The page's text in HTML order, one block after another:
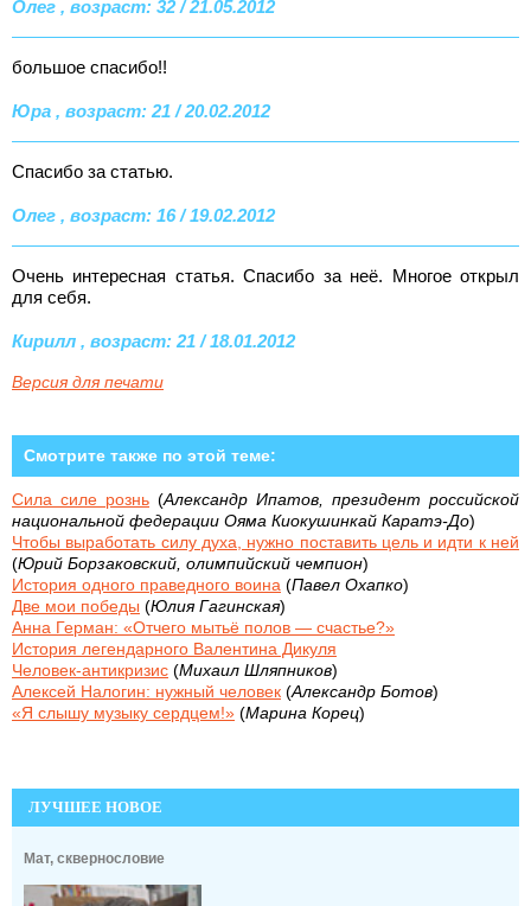
Олег , возраст: 32 / 21.05.2012
большое спасибо!!
Юра , возраст: 21 / 20.02.2012
Спасибо за статью.
Олег , возраст: 16 / 19.02.2012
Очень интересная статья. Спасибо за неё. Многое открыл
для себя.
Кирилл , возраст: 21 / 18.01.2012
Версия для печати
Смотрите также по этой теме:
Сила силе рознь (Александр Ипатов, президент российской
национальной федерации Ояма Киокушинкай Каратэ-До)
Чтобы выработать силу духа, нужно поставить цель и идти к ней
(Юрий Борзаковский, олимпийский чемпион)
История одного праведного воина (Павел Охапко)
Две мои победы (Юлия Гагинская)
Анна Герман: «Отчего мытьё полов — счастье?»
История легендарного Валентина Дикуля
Человек-антикризис (Михаил Шляпников)
Алексей Налогин: нужный человек (Александр Ботов)
«Я cлышу музыку сердцем!» (Марина Корец)
ЛУЧШЕЕ НОВОЕ
Мат, сквернословие